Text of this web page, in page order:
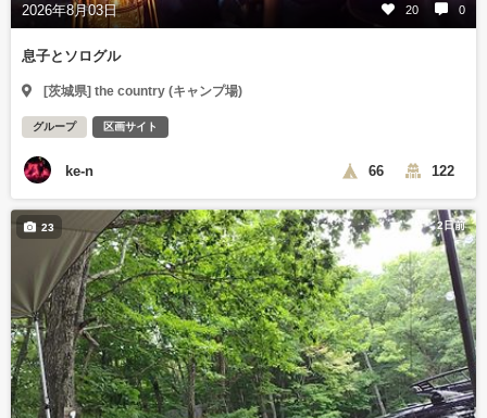
2026年8月03日 20 0
息子とソログル
[茨城県] the country (キャンプ場)
グループ 区画サイト
ke-n 66 122
2日前
23